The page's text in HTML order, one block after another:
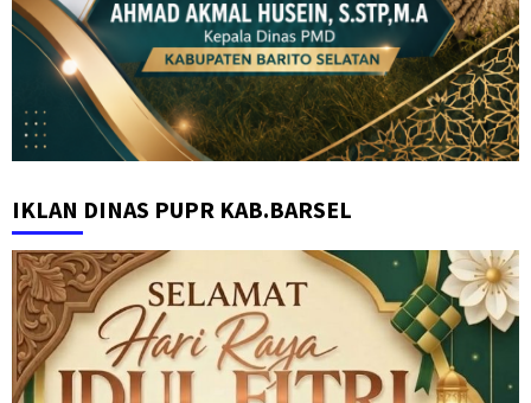
IKLAN DINAS PUPR KAB.BARSEL